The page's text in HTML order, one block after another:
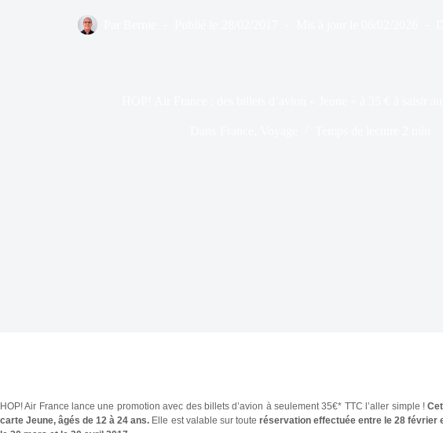
HOP! Air France lance une promotion avec des billets d’avion à seulement 35€* TTC l’aller simple !
carte Jeune, âgés de 12 à 24 ans. Elle est valable sur toute réservation effectuée entre le 28 février